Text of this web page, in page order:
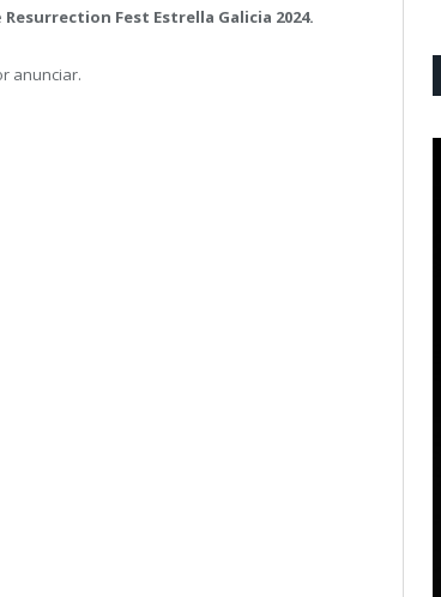
Resurrection Fest Estrella Galicia 2024.
anunciar.